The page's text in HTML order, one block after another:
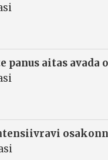
panus aitas